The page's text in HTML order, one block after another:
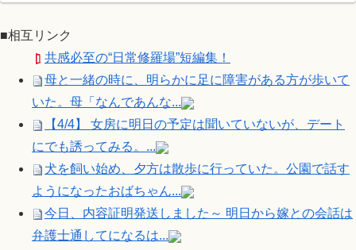
■相互リンク
共感必至の“日常修羅場”短編集！
母と一緒の時に、明らかに足に障害がある方が歩いて
いた。母「なんであんな...
【4/4】 女房に明日の予定は聞いていないが、デート
にでも誘ってみる。...
犬を飼い始め、夕方は散歩に行っていた。公園で話す
ようになったおばちゃん...
今日、内容証明発送しました～ 明日から嫁との会話は
弁護士通してになるは...